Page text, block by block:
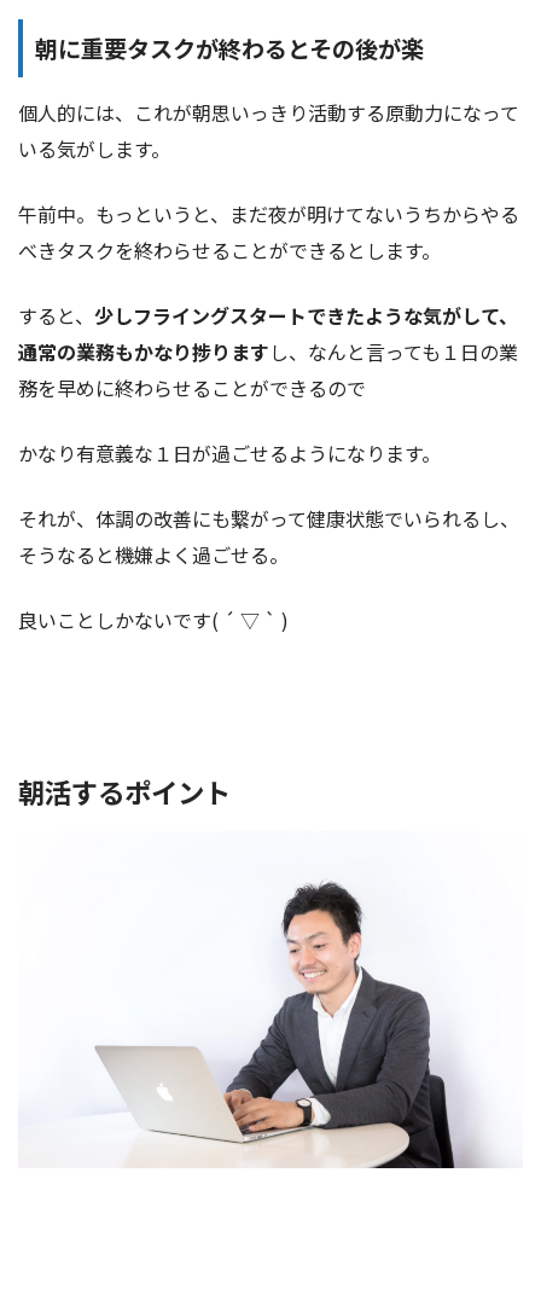
朝に重要タスクが終わるとその後が楽
個人的には、これが朝思いっきり活動する原動力になって
いる気がします。
午前中。もっというと、まだ夜が明けてないうちからやる
べきタスクを終わらせることができるとします。
すると、 少しフライングスタートできたような気がして、
通常の業務もかなり捗りますし、なんと言っても１日の業
務を早めに終わらせることができるので
かなり有意義な１日が過ごせるようになります。
それが、体調の改善にも繋がって健康状態でいられるし、
そうなると機嫌よく過ごせる。
良いことしかないです( ´ ▽ ` )
朝活するポイント